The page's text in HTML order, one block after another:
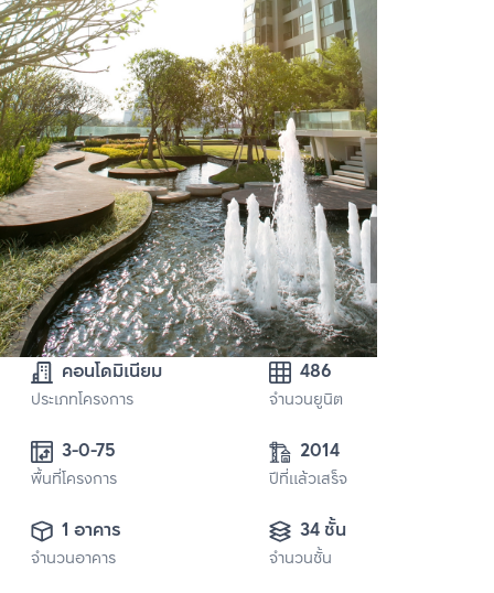
คอนโดมิเนียม
ประเภทโครงการ
486
จำนวนยูนิต
3-0-75
พื้นที่โครงการ
2014
ปีที่แล้วเสร็จ
1 อาคาร
จำนวนอาคาร
34 ชั้น
จำนวนชั้น